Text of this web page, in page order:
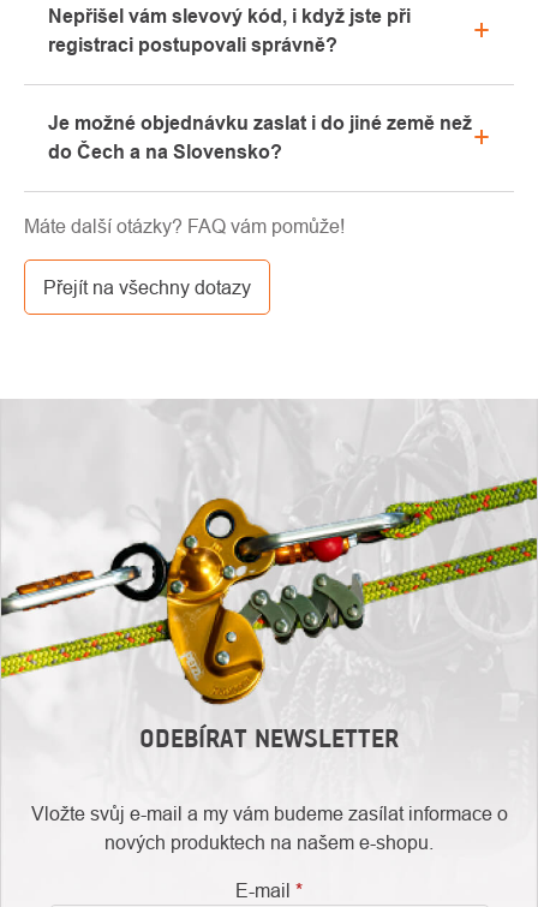
Rádi vám zde poradíme s výběrem vhodného
vybavení, které si můžete vyzkoušet přímo v našem
showroomu.
Nepřišel vám slevový kód, i když jste při
registraci postupovali správně?
záložku „hromadné“ nebo „SPAM“, velice často zde
email s kódem končí. Pokud jste i přesto svůj
slevový kód nenalezli, kontaktujte nás na
info@pavouci.cz
Je možné objednávku zaslat i do jiné země než
do Čech a na Slovensko?
GLS. Cena této dopravy je dle kalkulace od
dopravce.
Máte další otázky? FAQ vám pomůže!
Přejít na všechny dotazy
ODEBÍRAT NEWSLETTER
Vložte svůj e-mail a my vám budeme zasílat informace o
nových produktech na našem e-shopu.
E-mail